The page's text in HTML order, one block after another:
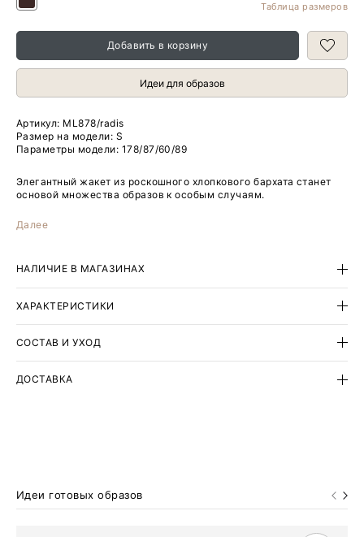
Таблица размеров
Добавить в корзину
Идеи для образов
Артикул: ML878/radis
Размер на модели: S
Параметры модели: 178/87/60/89
Элегантный жакет из роскошного хлопкового бархата станет
основой множества образов к особым случаям.
Особого внимания заслуживает цвет: глубокий и переливчатый
оттенок коричневого смотрится очень стильно. И хорошо
Удлинённая и приталенная модель без лацканов украшена
небольшой стойкой и карманами с клапанами.
Жакет выполнен на подкладке с высоким содержанием
вискозы.
Завершить образ с оригинальным жакетом можно базовыми
джинсами.
Далее
НАЛИЧИЕ В МАГАЗИНАХ
ХАРАКТЕРИСТИКИ
СОСТАВ И УХОД
ДОСТАВКА
Идеи готовых образов